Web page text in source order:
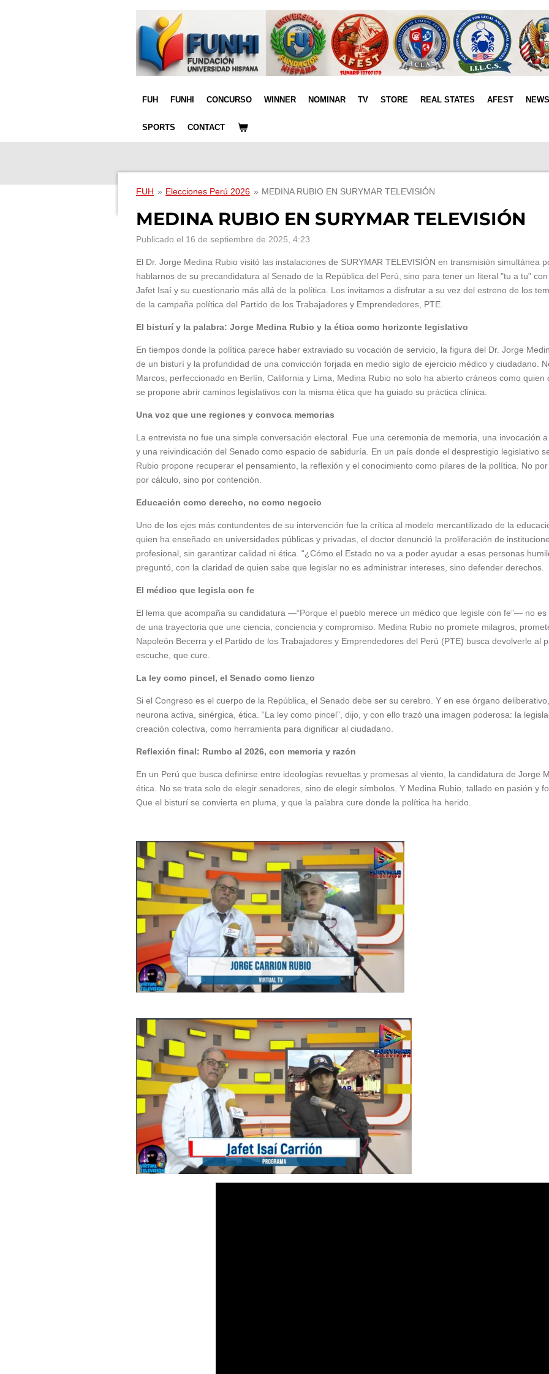
FUH FUNHI CONCURSO WINNER NOMINAR TV STORE REAL STATES AFEST NEWS
SPORTS CONTACT
FUH » Elecciones Perú 2026 » MEDINA RUBIO EN SURYMAR TELEVISIÓN
MEDINA RUBIO EN SURYMAR TELEVISIÓN
Publicado el 16 de septiembre de 2025, 4:23
El Dr. Jorge Medina Rubio visitó las instalaciones de SURYMAR TELEVISIÓN en transmisión simultánea
hablarnos de su precandidatura al Senado de la República del Perú, sino para tener un literal "tu a tu"
Jafet Isaí y su cuestionario más allá de la política. Los invitamos a disfrutar a su vez del estreno de los
de la campaña política del Partido de los Trabajadores y Emprendedores, PTE.
El bisturí y la palabra: Jorge Medina Rubio y la ética como horizonte legislativo
En tiempos donde la política parece haber extraviado su vocación de servicio, la figura del Dr. Jorge
de un bisturí y la profundidad de una convicción forjada en medio siglo de ejercicio médico y ciudadano.
Marcos, perfeccionado en Berlín, California y Lima, Medina Rubio no solo ha abierto cráneos como
se propone abrir caminos legislativos con la misma ética que ha guiado su práctica clínica.
Una voz que une regiones y convoca memorias
La entrevista no fue una simple conversación electoral. Fue una ceremonia de memoria, una invocación
y una reivindicación del Senado como espacio de sabiduría. En un país donde el desprestigio legislativo
Rubio propone recuperar el pensamiento, la reflexión y el conocimiento como pilares de la política. No
por cálculo, sino por contención.
Educación como derecho, no como negocio
Uno de los ejes más contundentes de su intervención fue la crítica al modelo mercantilizado de la
quien ha enseñado en universidades públicas y privadas, el doctor denunció la proliferación de
profesional, sin garantizar calidad ni ética. “¿Cómo el Estado no va a poder ayudar a esas personas
preguntó, con la claridad de quien sabe que legislar no es administrar intereses, sino defender derechos.
El médico que legisla con fe
El lema que acompaña su candidatura —“Porque el pueblo merece un médico que legisle con fe”— no
de una trayectoria que une ciencia, conciencia y compromiso. Medina Rubio no promete milagros,
Napoleón Becerra y el Partido de los Trabajadores y Emprendedores del Perú (PTE) busca devolverle al
escuche, que cure.
La ley como pincel, el Senado como lienzo
Si el Congreso es el cuerpo de la República, el Senado debe ser su cerebro. Y en ese órgano
neurona activa, sinérgica, ética. “La ley como pincel”, dijo, y con ello trazó una imagen poderosa: la
creación colectiva, como herramienta para dignificar al ciudadano.
Reflexión final: Rumbo al 2026, con memoria y razón
En un Perú que busca definirse entre ideologías revueltas y promesas al viento, la candidatura de Jorge
ética. No se trata solo de elegir senadores, sino de elegir símbolos. Y Medina Rubio, tallado en pasión y
Que el bisturí se convierta en pluma, y que la palabra cure donde la política ha herido.